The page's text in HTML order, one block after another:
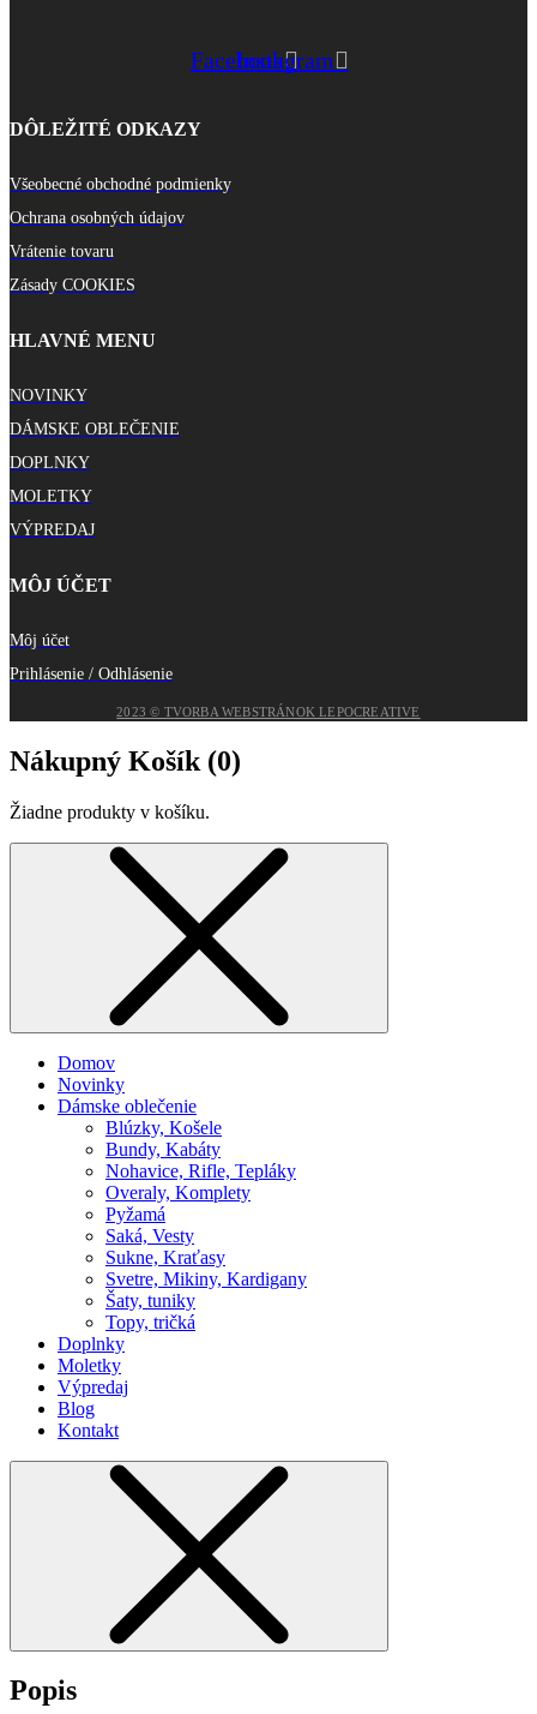
FacebookInstagram
DÔLEŽITÉ ODKAZY
Všeobecné obchodné podmienky
Ochrana osobných údajov
Vrátenie tovaru
Zásady COOKIES
HLAVNÉ MENU
NOVINKY
DÁMSKE OBLEČENIE
DOPLNKY
MOLETKY
VÝPREDAJ
MÔJ ÚČET
Môj účet
Prihlásenie / Odhlásenie
2023 © TVORBA WEBSTRÁNOK LEPOCREATIVE
Nákupný Košík (0)
Žiadne produkty v košíku.
Domov
Novinky
Dámske oblečenie
Blúzky, Košele
Bundy, Kabáty
Nohavice, Rifle, Tepláky
Overaly, Komplety
Pyžamá
Saká, Vesty
Sukne, Kraťasy
Svetre, Mikiny, Kardigany
Šaty, tuniky
Topy, tričká
Doplnky
Moletky
Výpredaj
Blog
Kontakt
Popis